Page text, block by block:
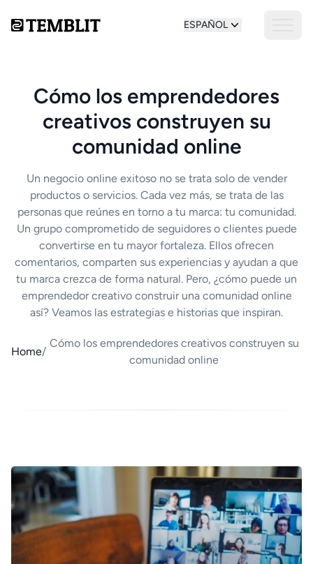
ESPAÑOL
Cómo los emprendedores
creativos construyen su
comunidad online
Un negocio online exitoso no se trata solo de vender
productos o servicios. Cada vez más, se trata de las
personas que reúnes en torno a tu marca: tu comunidad.
Un grupo comprometido de seguidores o clientes puede
convertirse en tu mayor fortaleza. Ellos ofrecen
comentarios, comparten sus experiencias y ayudan a que
tu marca crezca de forma natural. Pero, ¿cómo puede un
emprendedor creativo construir una comunidad online
así? Veamos las estrategias e historias que inspiran.
Home/
Cómo los emprendedores creativos construyen su
comunidad online